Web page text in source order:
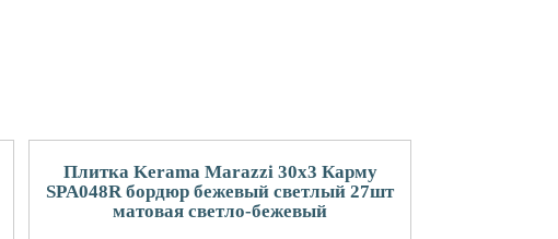
Плитка Kerama Marazzi 30x3 Карму
SPA048R бордюр бежевый светлый 27шт
матовая светло-бежевый